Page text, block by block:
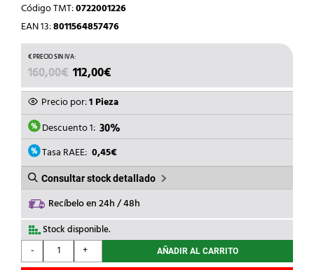
Código TMT:0722001226
EAN 13:8011564857476
160,00€ EL
PRECIO
ORIGINAL
ERA:
160,00€.
112,00€
PRECIO
ACTUAL
ES:
112,00€.
Precio por:1 Pieza
Descuento 1: 30%
Tasa RAEE: 0,45€
Consultar stock detallado
Recíbelo en 24h / 48h
Stock disponible.
-
GEWISS
-
+ AÑADIR AL CARRITO